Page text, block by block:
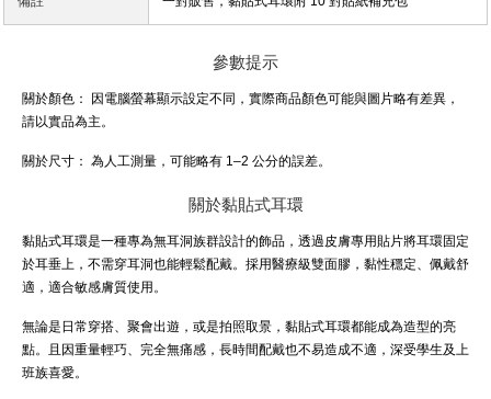
參數提示
關於顏色：
因電腦螢幕顯示設定不同，實際商品顏色可能與圖片略有差異，
請以實品為主。
關於尺寸： 為人工測量，可能略有 1–2 公分的誤差。
關於黏貼式耳環
黏貼式耳環是一種專為無耳洞族群設計的飾品，透過皮膚專用貼片將耳環固定
於耳垂上，不需穿耳洞也能輕鬆配戴。採用醫療級雙面膠，黏性穩定、佩戴舒
適，適合敏感膚質使用。
無論是日常穿搭、聚會出遊，或是拍照取景，黏貼式耳環都能成為造型的亮
點。且因重量輕巧、完全無痛感，長時間配戴也不易造成不適，深受學生及上
班族喜愛。